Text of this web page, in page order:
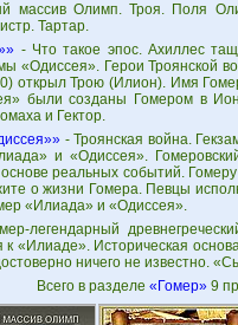
массив Олимп. Троя. Поля
Тартар.
- Что такое эпос. Ахиллес
«Одиссея». Герои Троянской
открыл Трою (Илион). Имя
были созданы Гомером в
и Гектор.
- Троянская война.
и «Одиссея».
реальных событий.
о жизни Гомера. Певцы
«Илиада» и «Одиссея».
легендарный
к «Илиаде». Историческая
ничего не известно.
Всего в разделе «Гомер» 9